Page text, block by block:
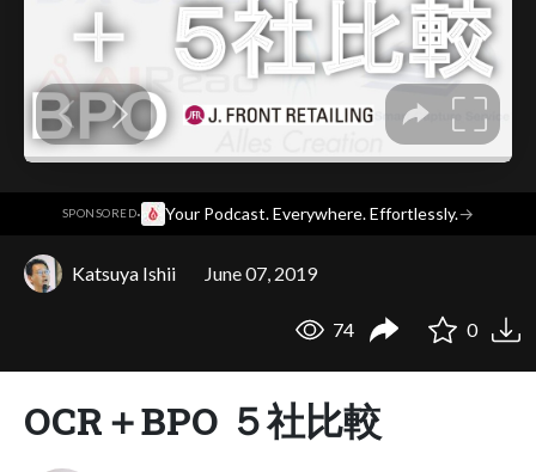
SPONSORED· Your Podcast. Everywhere. Effortlessly.→
Katsuya Ishii June 07, 2019
74 0
OCR＋BPO ５社比較